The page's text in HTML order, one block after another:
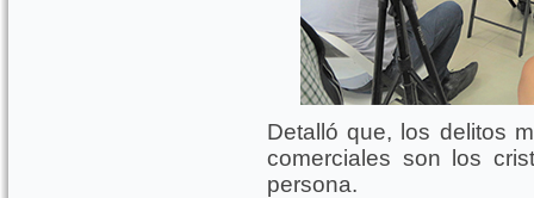
Detalló que, los delitos
comerciales son los
persona.